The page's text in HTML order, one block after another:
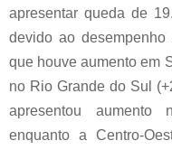
apresentar queda de
devido ao
que houve aumento em
no Rio Grande do Sul
apresentou aumento
enquanto a Centro-